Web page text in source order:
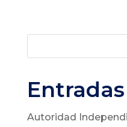
Autoridad